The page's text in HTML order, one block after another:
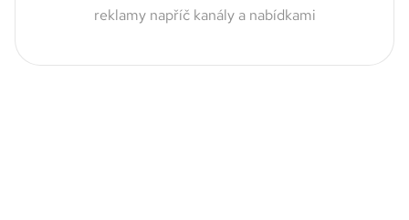
reklamy napříč kanály a nabídkami